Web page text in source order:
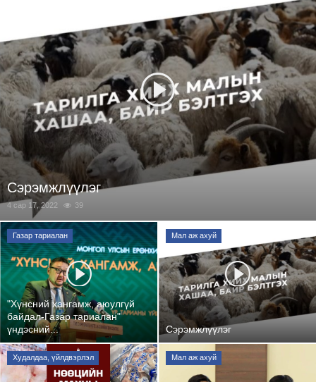
Сэрэмжлүүлэг
4 сар 17, 2022 39
Газар тариалан
"Хүнсний хангамж, аюулгүй
байдал-Газар тариалан"
үндэсний...
Мал аж ахуй
Сэрэмжлүүлэг
Худалдаа, үйлдвэрлэл Мал аж ахуй